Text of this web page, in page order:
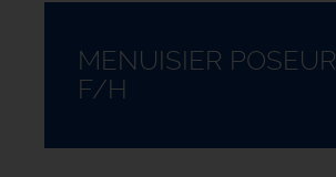
MENUISIER POSEUR
F/H